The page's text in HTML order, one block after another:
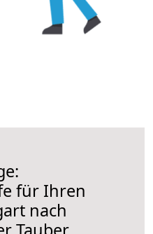
für Ihren
nach